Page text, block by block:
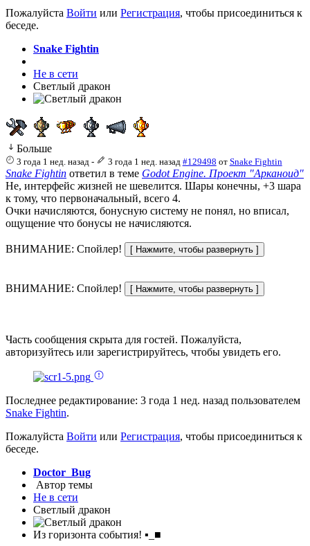
Пожалуйста Войти или Регистрация, чтобы присоединиться к
беседе.
Snake Fightin
Не в сети
Светлый дракон
Больше
3 года 1 нед. назад - 3 года 1 нед. назад #129498 от Snake Fightin
Snake Fightin ответил в теме Godot Engine. Проект "Арканоид"
Не, интерфейс жизней не шевелится. Шары конечны, +3 шара
к тому, что первоначальный, всего 4.
Очки начисляются, бонусную систему не понял, но вписал,
ощущение что бонусы не начисляются.
ВНИМАНИЕ: Спойлер!
ВНИМАНИЕ: Спойлер!
Часть сообщения скрыта для гостей. Пожалуйста,
авторизуйтесь или зарегистрируйтесь, чтобы увидеть его.
Последнее редактирование: 3 года 1 нед. назад пользователем
Snake Fightin.
Пожалуйста Войти или Регистрация, чтобы присоединиться к
беседе.
Doctor_Bug
Автор темы
Не в сети
Светлый дракон
Из горизонта события! ▪_■